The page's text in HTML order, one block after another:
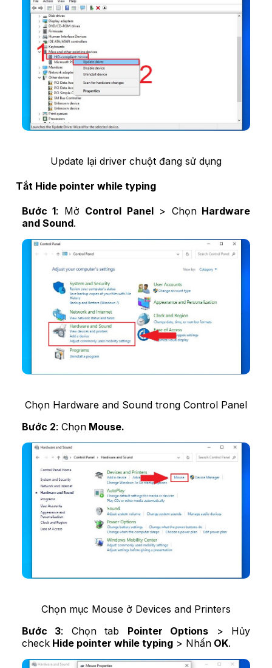
Update lại driver chuột đang sử dụng
Tắt Hide pointer while typing
Bước 1: Mở Control Panel> ChọnHardware
and Sound.
Chọn Hardware and Sound trong Control Panel
Bước 2: Chọn Mouse.
Chọn mục Mouse ở Devices and Printers
Bước 3: Chọn tab Pointer Options > Hủy
check Hide pointer while typing > Nhấn OK.